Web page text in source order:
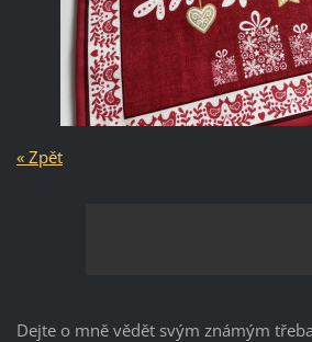
« Zpět
Dejte o mně vědět svým známým